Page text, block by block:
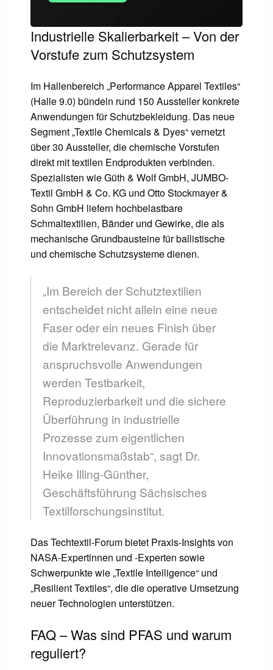
Industrielle Skalierbarkeit – Von der
Vorstufe zum Schutzsystem
Im Hallenbereich „Performance Apparel Textiles“
(Halle 9.0) bündeln rund 150 Aussteller konkrete
Anwendungen für Schutzbekleidung. Das neue
Segment „Textile Chemicals & Dyes“ vernetzt
über 30 Aussteller, die chemische Vorstufen
direkt mit textilen Endprodukten verbinden.
Spezialisten wie Güth & Wolf GmbH, JUMBO-
Textil GmbH & Co. KG und Otto Stockmayer &
Sohn GmbH liefern hochbelastbare
Schmaltextilien, Bänder und Gewirke, die als
mechanische Grundbausteine für ballistische
und chemische Schutzsysteme dienen.
„Im Bereich der Schutztextilien
entscheidet nicht allein eine neue
Faser oder ein neues Finish über
die Marktrelevanz. Gerade für
anspruchsvolle Anwendungen
werden Testbarkeit,
Reproduzierbarkeit und die sichere
Überführung in industrielle
Prozesse zum eigentlichen
Innovationsmaßstab“, sagt Dr.
Heike Illing-Günther,
Geschäftsführung Sächsisches
Textilforschungsinstitut.
Das Techtextil-Forum bietet Praxis-Insights von
NASA-Expertinnen und -Experten sowie
Schwerpunkte wie „Textile Intelligence“ und
„Resilient Textiles“, die die operative Umsetzung
neuer Technologien unterstützen.
FAQ – Was sind PFAS und warum
reguliert?